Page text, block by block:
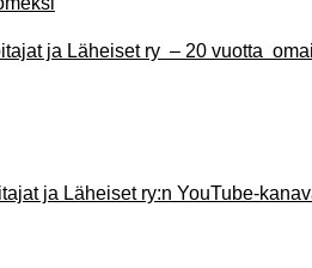
ja Läheiset ry – 20 vuotta
ja Läheiset ry:n YouTube-